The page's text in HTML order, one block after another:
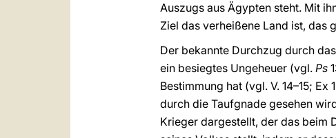
Auszugs aus Ägypten steht. Mit
Ziel das verheißene Land ist, das
Der bekannte Durchzug durch
ein besiegtes Ungeheuer (vgl. Ps
Bestimmung hat (vgl. V. 14–15;
durch die Taufgnade gesehen
Krieger dargestellt, der das beim